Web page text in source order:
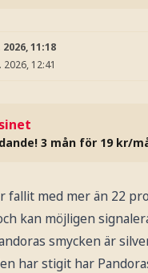
11:18
2026, 12:41
3 mån för 19 kr/
fallit med mer än 22
kan möjligen
smycken är
har stigit har